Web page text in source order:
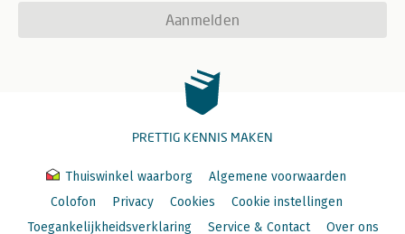
Aanmelden
PRETTIG KENNIS MAKEN
Thuiswinkel waarborg
Algemene voorwaarden
Colofon
Privacy Cookies
Cookie instellingen
Toegankelijkheidsverklaring
Service & Contact Over ons